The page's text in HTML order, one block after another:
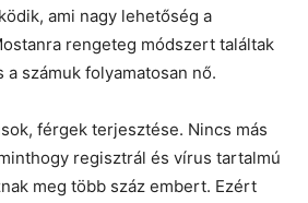
ami nagy lehetőség a
rengeteg módszert találtak
számuk folyamatosan nő.
férgek terjesztése. Nincs más
regisztrál és vírus tartalmú
meg több száz embert. Ezért